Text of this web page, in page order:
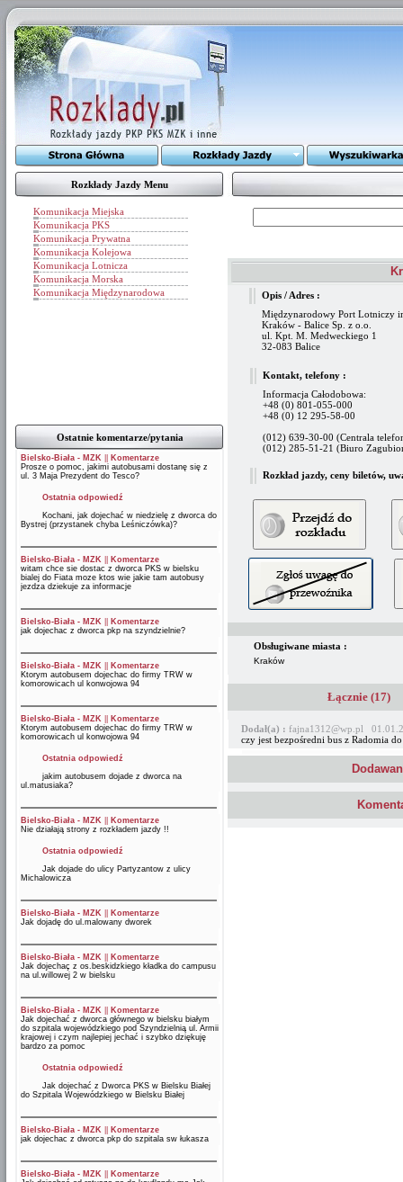
Rozkłady Jazdy Menu
Komunikacja Miejska
Komunikacja PKS
Komunikacja Prywatna
Komunikacja Kolejowa
Komunikacja Lotnicza
Komunikacja Morska
Komunikacja Międzynarodowa
Ostatnie komentarze/pytania
Bielsko-Biała - MZK
Komentarze
Prosze o pomoc, jakimi autobusami dostanę się z
ul. 3 Maja Prezydent do Tesco?
Ostatnia odpowiedź
Kochani, jak dojechać w niedzielę z dworca do
Bystrej (przystanek chyba Leśniczówka)?
Bielsko-Biała - MZK
Komentarze
witam chce sie dostac z dworca PKS w bielsku
bialej do Fiata moze ktos wie jakie tam autobusy
jezdza dziekuje za informacje
Bielsko-Biała - MZK
Komentarze
jak dojechac z dworca pkp na szyndzielnie?
Bielsko-Biała - MZK
Komentarze
Ktorym autobusem dojechac do firmy TRW w
komorowicach ul konwojowa 94
Bielsko-Biała - MZK
Komentarze
Ktorym autobusem dojechac do firmy TRW w
komorowicach ul konwojowa 94
Ostatnia odpowiedź
jakim autobusem dojade z dworca na
ul.matusiaka?
Bielsko-Biała - MZK
Komentarze
Nie działają strony z rozkładem jazdy !!
Ostatnia odpowiedź
Jak dojade do ulicy Partyzantow z ulicy
Michalowicza
Bielsko-Biała - MZK
Komentarze
Jak dojadę do ul.malowany dworek
Bielsko-Biała - MZK
Komentarze
Jak dojechaç z os.beskidzkiego kładka do campusu
na ul.willowej 2 w bielsku
Bielsko-Biała - MZK
Komentarze
Jak dojechać z dworca głównego w bielsku białym
do szpitala wojewódzkiego pod Szyndzielnią ul. Armii
krajowej i czym najlepiej jechać i szybko dziękuję
bardzo za pomoc
Ostatnia odpowiedź
Jak dojechać z Dworca PKS w Bielsku Białej
do Szpitala Wojewódzkiego w Bielsku Białej
Bielsko-Biała - MZK
Komentarze
jak dojechac z dworca pkp do szpitala sw łukasza
Bielsko-Biała - MZK
Komentarze
Opis / Adres :
Międzynarodowy Port Lotniczy
Kraków - Balice Sp. z o.o.
ul. Kpt. M. Medweckiego 1
32-083 Balice
Kontakt, telefony :
Informacja Całodobowa:
+48 (0) 801-055-000
+48 (0) 12 295-58-00
(012) 639-30-00 (Centrala
(012) 285-51-21 (Biuro
Rozkład jazdy, ceny biletów,
Obsługiwane miasta :
Kraków
Łącznie (17)
Dodał(a) : fajna1312@wp.pl
czy jest bezpośredni bus z Radomia